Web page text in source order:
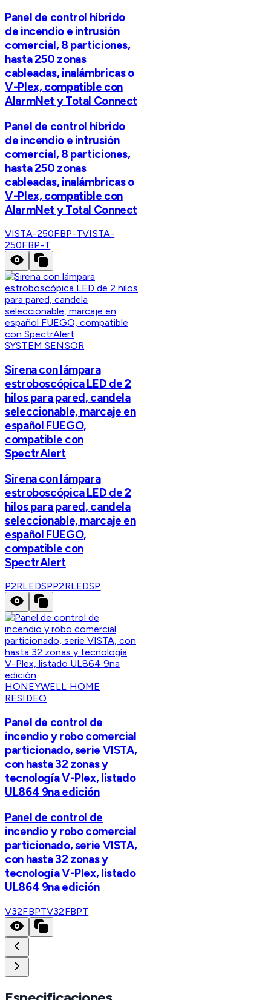
Panel de control híbrido
de incendio e intrusión
comercial, 8 particiones,
hasta 250 zonas
cableadas, inalámbricas o
V-Plex, compatible con
AlarmNet y Total Connect
Panel de control híbrido
de incendio e intrusión
comercial, 8 particiones,
hasta 250 zonas
cableadas, inalámbricas o
V-Plex, compatible con
AlarmNet y Total Connect
VISTA-250FBP-TVISTA-
250FBP-T
SYSTEM SENSOR
Sirena con lámpara
estroboscópica LED de 2
hilos para pared, candela
seleccionable, marcaje en
español FUEGO,
compatible con
SpectrAlert
Sirena con lámpara
estroboscópica LED de 2
hilos para pared, candela
seleccionable, marcaje en
español FUEGO,
compatible con
SpectrAlert
P2RLEDSPP2RLEDSP
HONEYWELL HOME
RESIDEO
Panel de control de
incendio y robo comercial
particionado, serie VISTA,
con hasta 32 zonas y
tecnología V-Plex, listado
UL864 9na edición
Panel de control de
incendio y robo comercial
particionado, serie VISTA,
con hasta 32 zonas y
tecnología V-Plex, listado
UL864 9na edición
V32FBPTV32FBPT